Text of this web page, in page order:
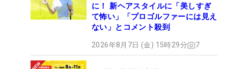
に！ 新ヘアスタイルに「美しすぎ
て怖い」「プロゴルファーには見え
ない」とコメント殺到
2026年8月7日 (金) 15時29分 7